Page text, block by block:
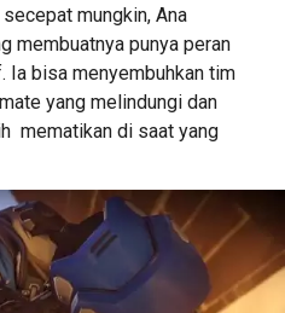
mungkin, Ana
membuatnya punya peran
bisa menyembuhkan tim
yang melindungi dan
mematikan di saat yang